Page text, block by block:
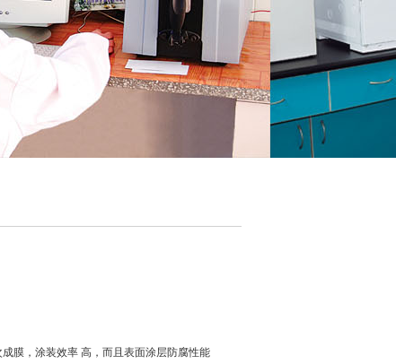
膜，涂装效率 高，而且表面涂层防腐性能